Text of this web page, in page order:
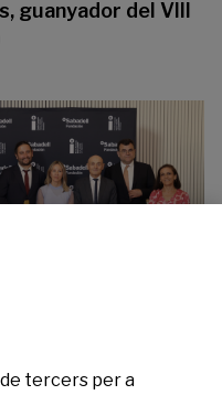
guanyador del VIII
a dos
l’edició del
tercers per a